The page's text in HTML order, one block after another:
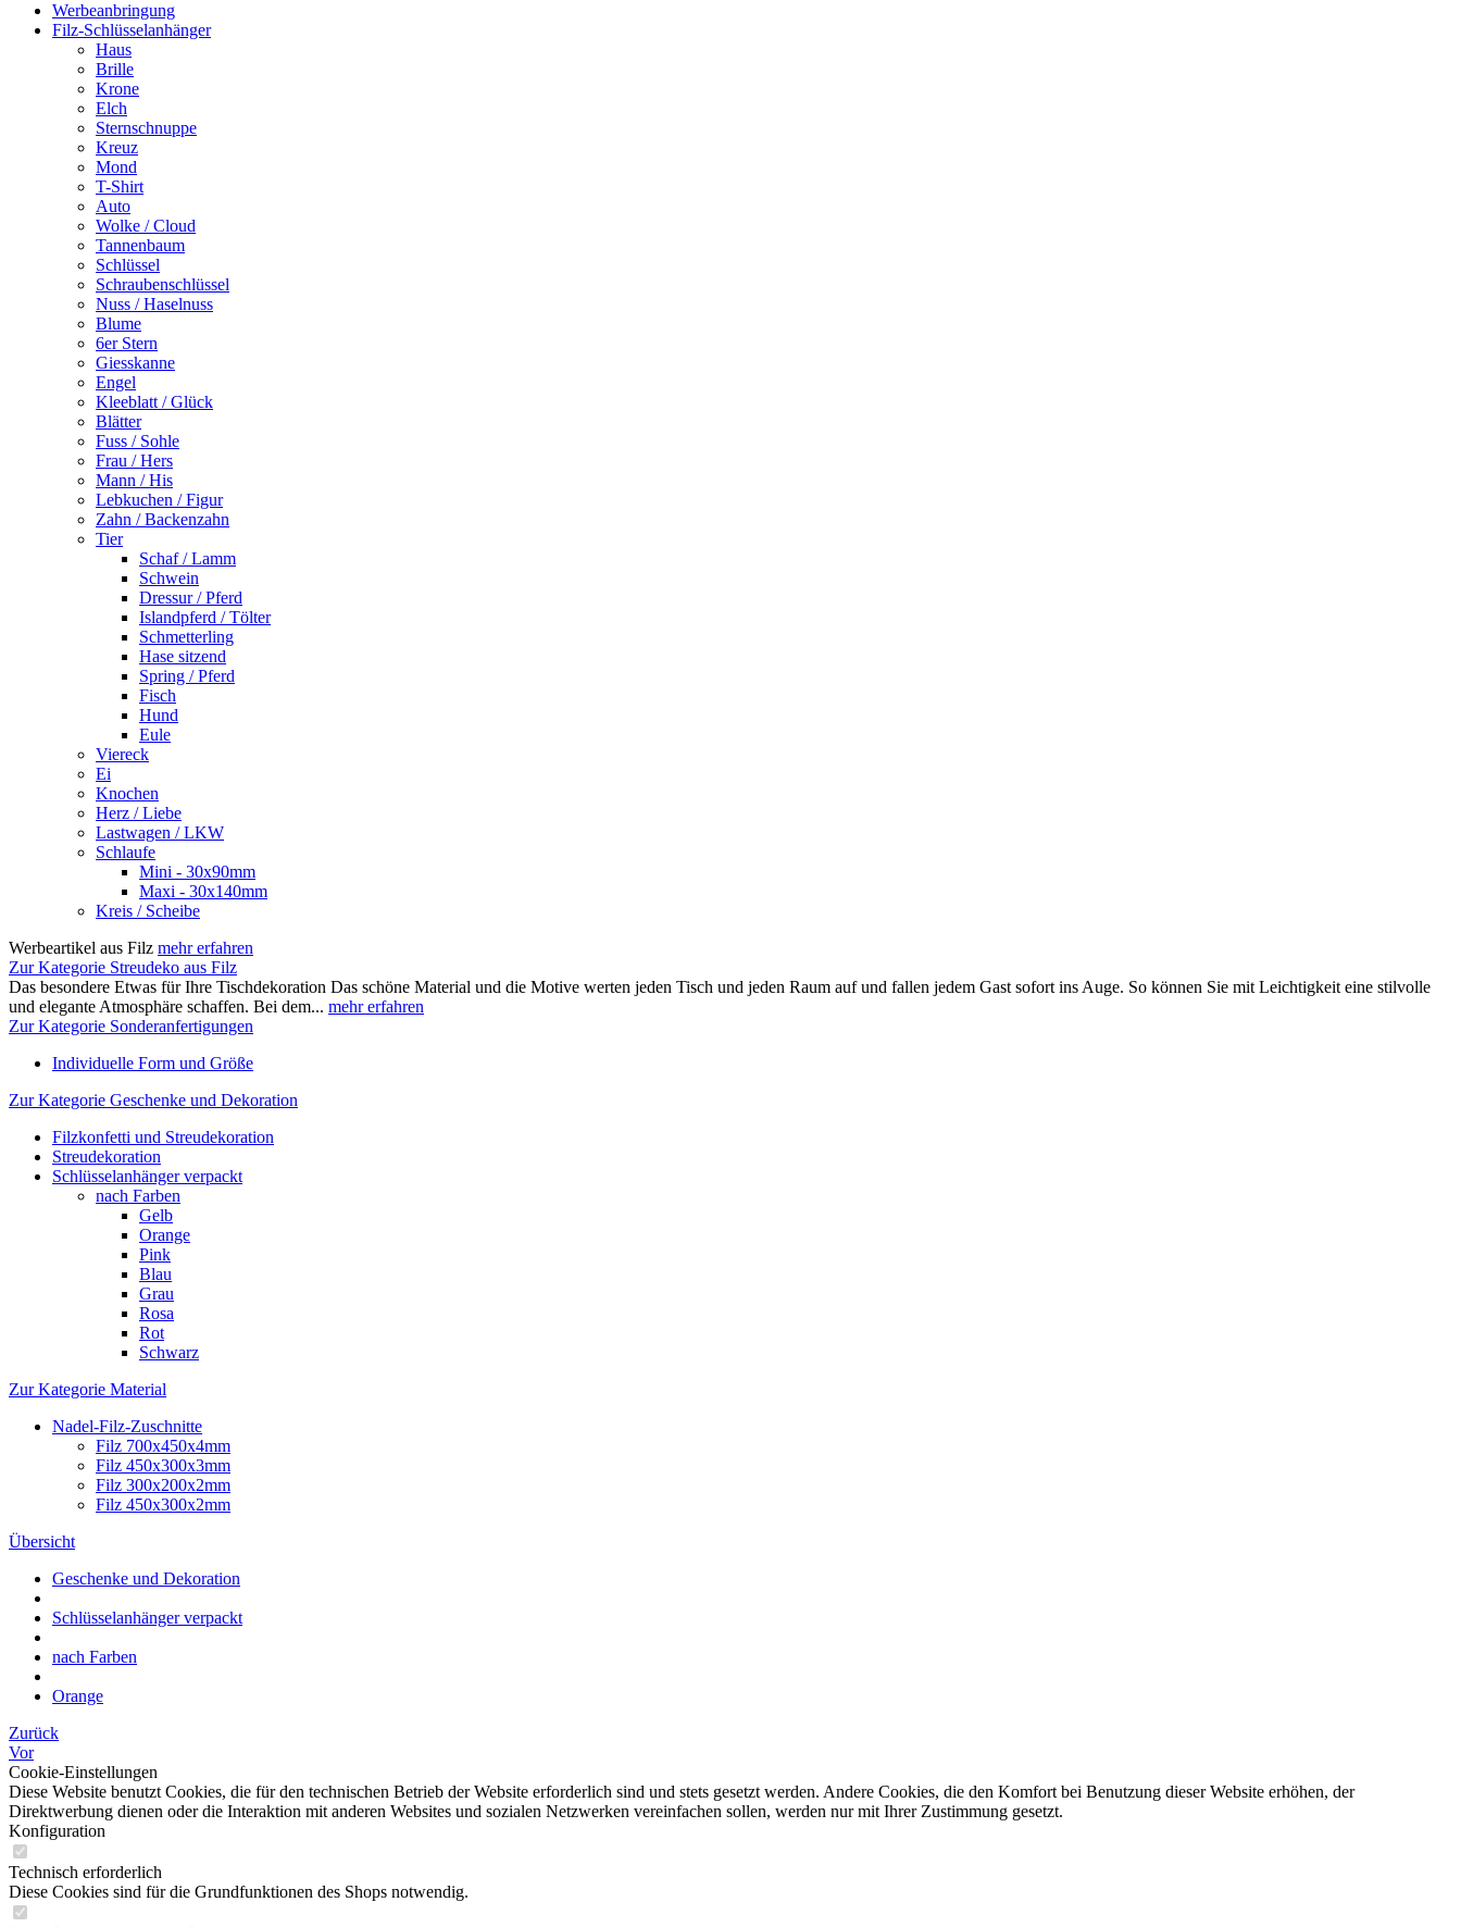
Werbeanbringung
Filz-Schlüsselanhänger
Haus
Brille
Krone
Elch
Sternschnuppe
Kreuz
Mond
T-Shirt
Auto
Wolke / Cloud
Tannenbaum
Schlüssel
Schraubenschlüssel
Nuss / Haselnuss
Blume
6er Stern
Giesskanne
Engel
Kleeblatt / Glück
Blätter
Fuss / Sohle
Frau / Hers
Mann / His
Lebkuchen / Figur
Zahn / Backenzahn
Tier
Schaf / Lamm
Schwein
Dressur / Pferd
Islandpferd / Tölter
Schmetterling
Hase sitzend
Spring / Pferd
Fisch
Hund
Eule
Viereck
Ei
Knochen
Herz / Liebe
Lastwagen / LKW
Schlaufe
Mini - 30x90mm
Maxi - 30x140mm
Kreis / Scheibe
Werbeartikel aus Filz mehr erfahren
Zur Kategorie Streudeko aus Filz
Das besondere Etwas für Ihre Tischdekoration Das schöne Material und die Motive werten jeden Tisch und jeden Raum auf und fallen jedem Gast sofort ins Auge. So können Sie mit Leichtigkeit eine stilvolle
und elegante Atmosphäre schaffen. Bei dem... mehr erfahren
Zur Kategorie Sonderanfertigungen
Individuelle Form und Größe
Zur Kategorie Geschenke und Dekoration
Filzkonfetti und Streudekoration
Streudekoration
Schlüsselanhänger verpackt
nach Farben
Gelb
Orange
Pink
Blau
Grau
Rosa
Rot
Schwarz
Zur Kategorie Material
Nadel-Filz-Zuschnitte
Filz 700x450x4mm
Filz 450x300x3mm
Filz 300x200x2mm
Filz 450x300x2mm
Übersicht
Geschenke und Dekoration
Schlüsselanhänger verpackt
nach Farben
Orange
Zurück
Vor
Cookie-Einstellungen
Diese Website benutzt Cookies, die für den technischen Betrieb der Website erforderlich sind und stets gesetzt werden. Andere Cookies, die den Komfort bei Benutzung dieser Website erhöhen, der
Direktwerbung dienen oder die Interaktion mit anderen Websites und sozialen Netzwerken vereinfachen sollen, werden nur mit Ihrer Zustimmung gesetzt.
Konfiguration
Technisch erforderlich
Diese Cookies sind für die Grundfunktionen des Shops notwendig.